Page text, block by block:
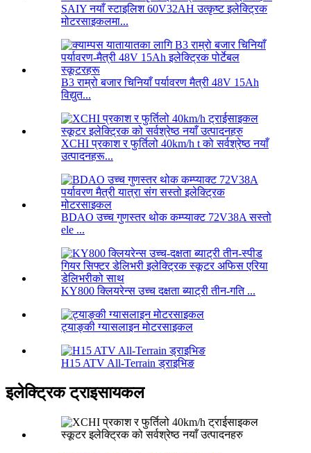
SAIY नयाँ स्टाइलिश 60V32AH उत्कृष्ट इलेक्ट्रिक
मोटरसाइकलमा...
B3 राम्रो बजार चिनियाँ पर्यावरण मैत्री 48V 15Ah
विद्युत...
XCHI प्रकाश र फुर्तिलो 40km/h t को सर्वश्रेष्ठ नयाँ
उत्पादनहरू...
BDAO उच्च गुणस्तर थोक कम्प्याक्ट 72V38A सस्तो
ele ...
KY800 क्लियरेन्स उच्च दक्षता ब्याट्री तीन-गति ...
ट्याङ्की ग्यासलाइन मोटरसाइकल
H15 ATV All-Terrain ड्राइभिङ
इलेक्ट्रिक ट्राइसायकल